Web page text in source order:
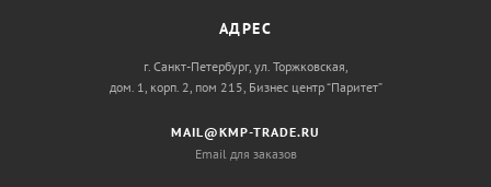
АДРЕС
г. Санкт-Петербург, ул. Торжковская,
дом. 1, корп. 2, пом 215, Бизнес центр “Паритет”
MAIL@KMP-TRADE.RU
Email для заказов